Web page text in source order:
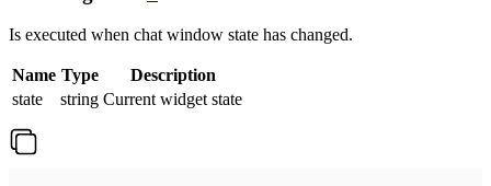
Is executed when chat window state has changed.
Name Type
Description
state
string Current widget state